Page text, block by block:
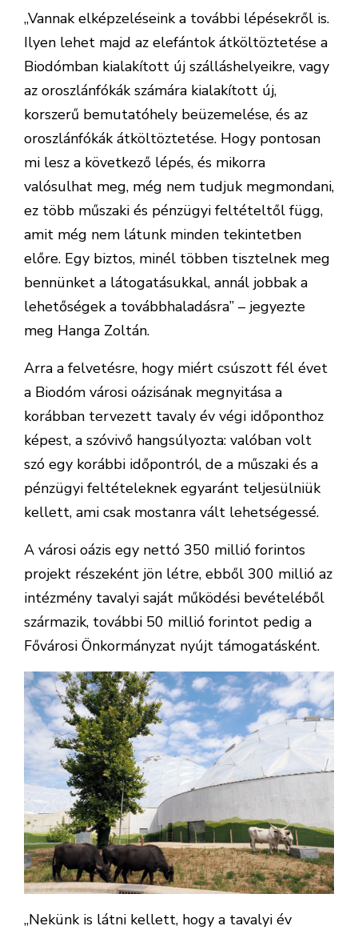
„Vannak elképzeléseink a további lépésekről is.
Ilyen lehet majd az elefántok átköltöztetése a
Biodómban kialakított új szálláshelyeikre, vagy
az oroszlánfókák számára kialakított új,
korszerű bemutatóhely beüzemelése, és az
oroszlánfókák átköltöztetése. Hogy pontosan
mi lesz a következő lépés, és mikorra
valósulhat meg, még nem tudjuk megmondani,
ez több műszaki és pénzügyi feltételtől függ,
amit még nem látunk minden tekintetben
előre. Egy biztos, minél többen tisztelnek meg
bennünket a látogatásukkal, annál jobbak a
lehetőségek a továbbhaladásra” – jegyezte
meg Hanga Zoltán.
Arra a felvetésre, hogy miért csúszott fél évet
a Biodóm városi oázisának megnyitása a
korábban tervezett tavaly év végi időponthoz
képest, a szóvivő hangsúlyozta: valóban volt
szó egy korábbi időpontról, de a műszaki és a
pénzügyi feltételeknek egyaránt teljesülniük
kellett, ami csak mostanra vált lehetségessé.
A városi oázis egy nettó 350 millió forintos
projekt részeként jön létre, ebből 300 millió az
intézmény tavalyi saját működési bevételéből
származik, további 50 millió forintot pedig a
Fővárosi Önkormányzat nyújt támogatásként.
„Nekünk is látni kellett, hogy a tavalyi év